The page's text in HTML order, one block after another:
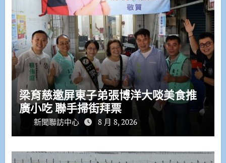
梁育慈邀屏東子弟張博洋大啖美食推
廣小吃 聯手掃街拜票
新聞聯訪中心 8 月 8, 2026